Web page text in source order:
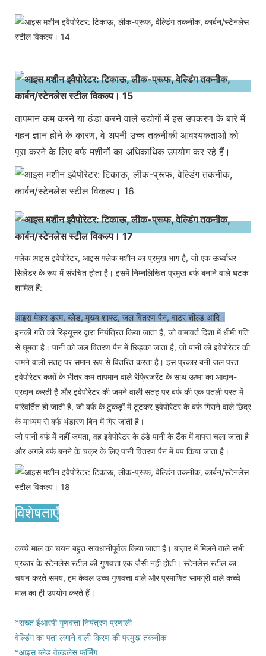
तापमान कम करने या ठंडा करने वाले उद्योगों में इस उपकरण के बारे में
गहन ज्ञान होने के कारण, वे अपनी उच्च तकनीकी आवश्यकताओं को
पूरा करने के लिए बर्फ मशीनों का अधिकाधिक उपयोग कर रहे हैं।
फ्लेक आइस इवेपोरेटर, आइस फ्लेक मशीन का प्रमुख भाग है, जो एक ऊर्ध्वाधर
सिलेंडर के रूप में संरचित होता है। इसमें निम्नलिखित प्रमुख बर्फ बनाने वाले घटक
शामिल हैं:
आइस मेकर ड्रम, ब्लेड, मुख्य शाफ्ट, जल वितरण पैन, वाटर शील्ड आदि।
इनकी गति को रिड्यूसर द्वारा नियंत्रित किया जाता है, जो वामावर्त दिशा में धीमी गति
से घूमता है। पानी को जल वितरण पैन में छिड़का जाता है, जो पानी को इवेपोरेटर की
जमने वाली सतह पर समान रूप से वितरित करता है। इस प्रकार बनी जल परत
इवेपोरेटर कक्षों के भीतर कम तापमान वाले रेफ्रिजरेंट के साथ ऊष्मा का आदान-
प्रदान करती है और इवेपोरेटर की जमने वाली सतह पर बर्फ की एक पतली परत में
परिवर्तित हो जाती है, जो बर्फ के टुकड़ों में टूटकर इवेपोरेटर के बर्फ गिराने वाले छिद्र
के माध्यम से बर्फ भंडारण बिन में गिर जाती है।
जो पानी बर्फ में नहीं जमता, वह इवेपोरेटर के ठंडे पानी के टैंक में वापस चला जाता है
और अगले बर्फ बनने के चक्र के लिए पानी वितरण पैन में पंप किया जाता है।
विशेषताएँ
कच्चे माल का चयन बहुत सावधानीपूर्वक किया जाता है। बाज़ार में मिलने वाले सभी
प्रकार के स्टेनलेस स्टील की गुणवत्ता एक जैसी नहीं होती। स्टेनलेस स्टील का
चयन करते समय, हम केवल उच्च गुणवत्ता वाले और प्रमाणित सामग्री वाले कच्चे
माल का ही उपयोग करते हैं।
*सख्त ईआरपी गुणवत्ता नियंत्रण प्रणाली
वेल्डिंग का पता लगाने वाली किरण की प्रमुख तकनीक
*आइस ब्लेड वेल्डलेस फॉर्मिंग